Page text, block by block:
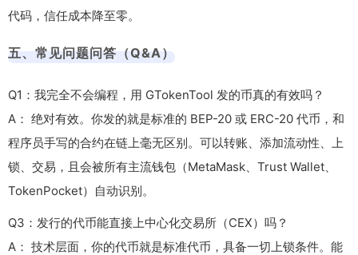
代码，信任成本降至零。
五、常见问题问答（Q&A）
Q1：我完全不会编程，用 GTokenTool 发的币真的有效吗？
A： 绝对有效。你发的就是标准的 BEP-20 或 ERC-20 代币，和
程序员手写的合约在链上毫无区别。可以转账、添加流动性、上
锁、交易，且会被所有主流钱包（MetaMask、Trust Wallet、
TokenPocket）自动识别。
Q3：发行的代币能直接上中心化交易所（CEX）吗？
A： 技术层面，你的代币就是标准代币，具备一切上锁条件。能